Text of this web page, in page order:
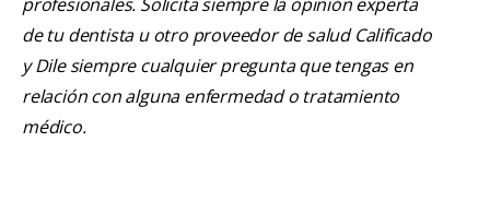
de tu dentista u otro proveedor de salud Calificado
y Dile siempre cualquier pregunta que tengas en
relación con alguna enfermedad o tratamiento
médico.